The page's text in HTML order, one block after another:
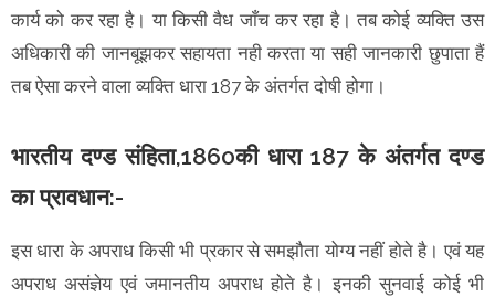
कार्य को कर रहा है। या किसी वैध जाँच कर रहा है। तब कोई व्यक्ति उस
अधिकारी की जानबूझकर सहायता नही करता या सही जानकारी छुपाता हैं
तब ऐसा करने वाला व्यक्ति धारा 187 के अंतर्गत दोषी होगा।
भारतीय दण्ड संहिता,1860की धारा 187 के अंतर्गत दण्ड
का प्रावधान:-
इस धारा के अपराध किसी भी प्रकार से समझौता योग्य नहीं होते है। एवं यह
अपराध असंज्ञेय एवं जमानतीय अपराध होते है। इनकी सुनवाई कोई भी